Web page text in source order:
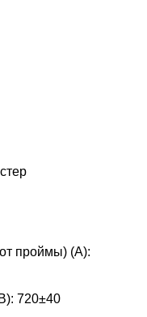
проймы) (A):
720±40